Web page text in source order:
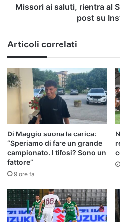
Instagram
Missori ai saluti, rientra al
post su
Articoli correlati
Di Maggio suona la carica:
“Speriamo di fare un grande
campionato. I tifosi? Sono un
fattore”
9 ore fa